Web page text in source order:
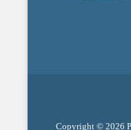
Copyright © 2026